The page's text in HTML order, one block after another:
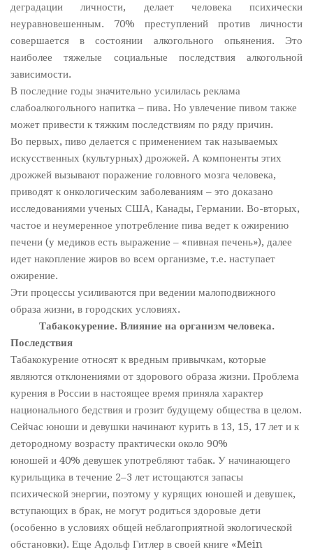
деградации личности, делает человека психически
неуравновешенным. 70% преступлений против личности
совершается в состоянии алкогольного опьянения. Это
наиболее тяжелые социальные последствия алкогольной
зависимости.
В последние годы значительно усилилась реклама
слабоалкогольного напитка – пива. Но увлечение пивом также
может привести к тяжким последствиям по ряду причин.
Во первых, пиво делается с применением так называемых
искусственных (культурных) дрожжей. А компоненты этих
дрожжей вызывают поражение головного мозга человека,
приводят к онкологическим заболеваниям – это доказано
исследованиями ученых США, Канады, Германии. Во-вторых,
частое и неумеренное употребление пива ведет к ожирению
печени (у медиков есть выражение – «пивная печень»), далее
идет накопление жиров во всем организме, т.е. наступает
ожирение.
Эти процессы усиливаются при ведении малоподвижного
образа жизни, в городских условиях.
Табакокурение. Влияние на организм человека.
Последствия
Табакокурение относят к вредным привычкам, которые
являются отклонениями от здорового образа жизни. Проблема
курения в России в настоящее время приняла характер
национального бедствия и грозит будущему общества в целом.
Сейчас юноши и девушки начинают курить в 13, 15, 17 лет и к
детородному возрасту практически около 90%
юношей и 40% девушек употребляют табак. У начинающего
курильщика в течение 2–3 лет истощаются запасы
психической энергии, поэтому у курящих юношей и девушек,
вступающих в брак, не могут родиться здоровые дети
(особенно в условиях общей неблагоприятной экологической
обстановки). Еще Адольф Гитлер в своей книге «Mein